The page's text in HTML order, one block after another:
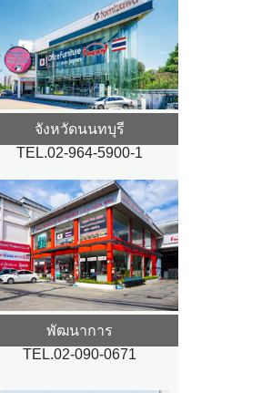
จังหวัดนนทบุรี
TEL.02-964-5900-1
พัฒนาการ
TEL.02-090-0671